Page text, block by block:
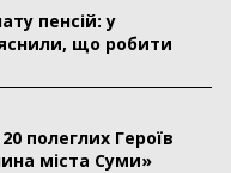
пенсій: у
що робити
полеглих Героїв
міста Суми»